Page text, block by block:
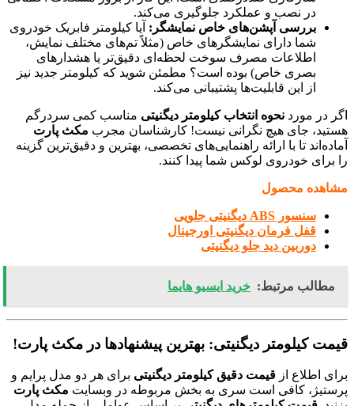
در نصب و عملکرد جلوگیری می‌کند.
بررسی آپشن‌های خاص نمایشگر: آیا کیلومتر فابریک خودروی
شما دارای نمایشگرهای خاص (مثلاً تم‌های مختلف نمایش،
اطلاعات مصرف سوخت لحظه‌ای دقیق‌تر یا هشدارهای
بصری خاص) بوده است؟ مطمئن شوید که کیلومتر جدید نیز
از این قابلیت‌ها پشتیبانی می‌کند.
اگر در مورد نحوه انتخاب کیلومتر دیگنیتی مناسب کمی سردرگم
هستید، جای هیچ نگرانی نیست! کارشناسان مجرب مکث پارت
آماده‌اند تا با ارائه راهنمایی‌های تخصصی، بهترین و دقیق‌ترین گزینه
را برای خودروی لوکس شما پیدا کنند.
مشاهده محصول
سنسور ABS دیگنیتی جلویی
قفل فرمان دیگنیتی اورجینال
دوربین دید جلو دیگنیتی
مطالب مرتبط: خرید ایسیو هایما
قیمت کیلومتر دیگنیتی: بهترین پیشنهادها در مکث پارت!
برای اطلاع از قیمت دقیق کیلومتر دیگنیتی برای هر دو مدل پرایم و
پرستیژ، کافی است سری به بخش مربوطه در وبسایت مکث پارت